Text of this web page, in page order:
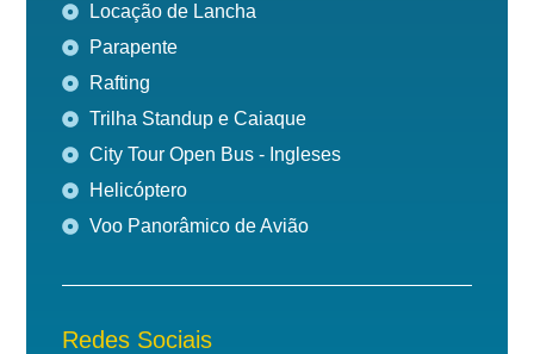
Locação de Lancha
Parapente
Rafting
Trilha Standup e Caiaque
City Tour Open Bus - Ingleses
Helicóptero
Voo Panorâmico de Avião
Redes Sociais